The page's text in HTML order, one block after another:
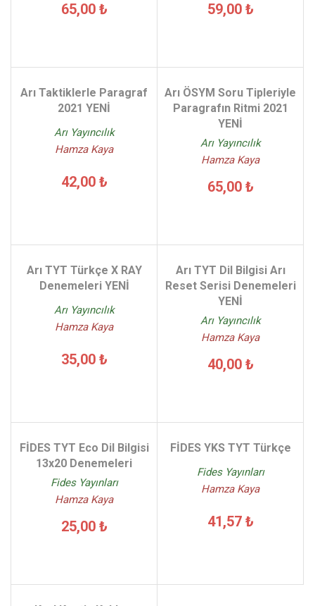
65,00 ₺ 59,00 ₺
Arı Taktiklerle Paragraf
2021 YENİ
Arı Yayıncılık
Hamza Kaya
42,00 ₺
Arı ÖSYM Soru Tipleriyle
Paragrafın Ritmi 2021
YENİ
Arı Yayıncılık
Hamza Kaya
65,00 ₺
Arı TYT Türkçe X RAY
Denemeleri YENİ
Arı Yayıncılık
Hamza Kaya
35,00 ₺
Arı TYT Dil Bilgisi Arı
Reset Serisi Denemeleri
YENİ
Arı Yayıncılık
Hamza Kaya
40,00 ₺
FİDES TYT Eco Dil Bilgisi
13x20 Denemeleri
Fides Yayınları
Hamza Kaya
25,00 ₺
FİDES YKS TYT Türkçe
Fides Yayınları
Hamza Kaya
41,57 ₺